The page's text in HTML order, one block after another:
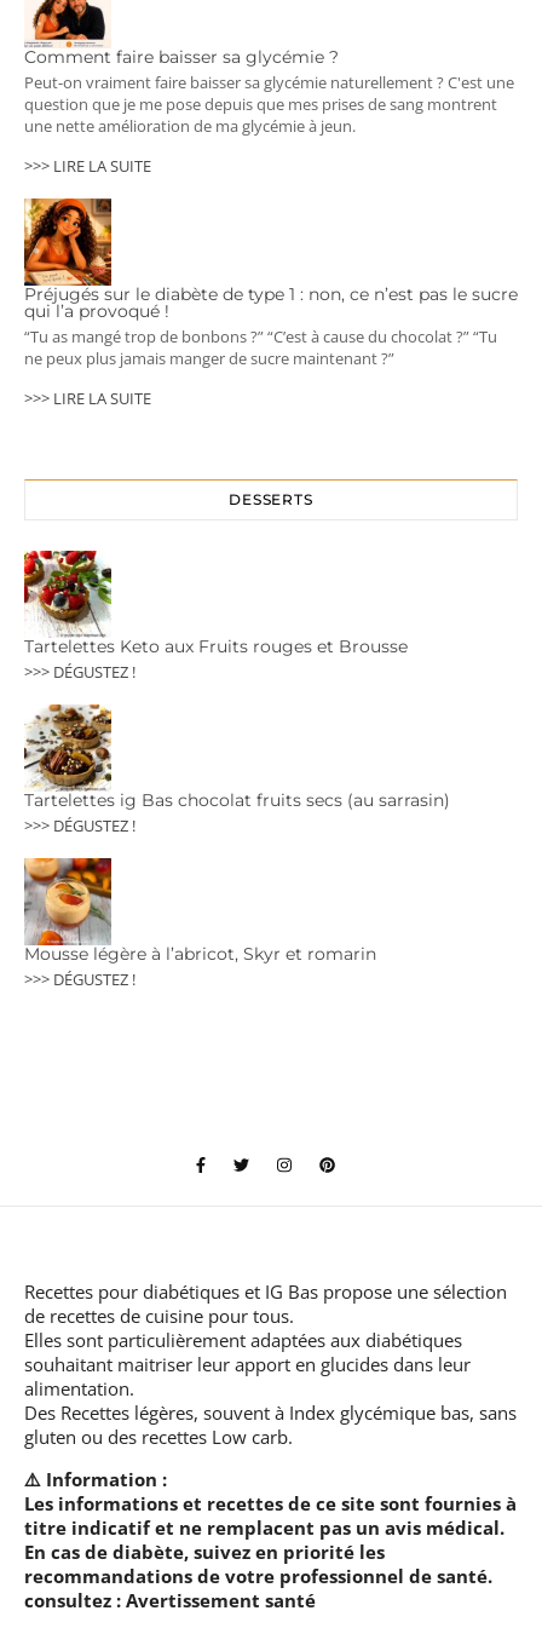
Comment faire baisser sa glycémie ?
Peut-on vraiment faire baisser sa glycémie naturellement ? C'est une
question que je me pose depuis que mes prises de sang montrent
une nette amélioration de ma glycémie à jeun.
>>> LIRE LA SUITE
Préjugés sur le diabète de type 1 : non, ce n’est pas le sucre
qui l’a provoqué !
“Tu as mangé trop de bonbons ?” “C’est à cause du chocolat ?” “Tu
ne peux plus jamais manger de sucre maintenant ?”
>>> LIRE LA SUITE
DESSERTS
Tartelettes Keto aux Fruits rouges et Brousse
>>> DÉGUSTEZ !
Tartelettes ig Bas chocolat fruits secs (au sarrasin)
>>> DÉGUSTEZ !
Mousse légère à l’abricot, Skyr et romarin
>>> DÉGUSTEZ !
Recettes pour diabétiques et IG Bas propose une sélection
de recettes de cuisine pour tous.
Elles sont particulièrement adaptées aux diabétiques
souhaitant maitriser leur apport en glucides dans leur
alimentation.
Des Recettes légères, souvent à Index glycémique bas, sans
gluten ou des recettes Low carb.
⚠️ Information :
Les informations et recettes de ce site sont fournies à
titre indicatif et ne remplacent pas un avis médical.
En cas de diabète, suivez en priorité les
recommandations de votre professionnel de santé.
consultez : Avertissement santé